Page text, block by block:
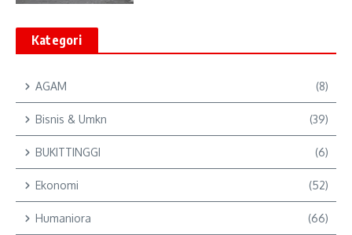
Kategori
AGAM (8)
Bisnis & Umkn (39)
BUKITTINGGI (6)
Ekonomi (52)
Humaniora (66)